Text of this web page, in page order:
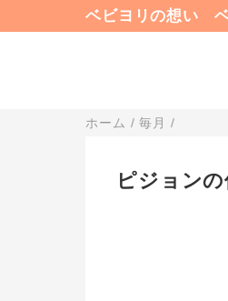
ベビヨリの想い
ホーム /毎月 /
ピジョン